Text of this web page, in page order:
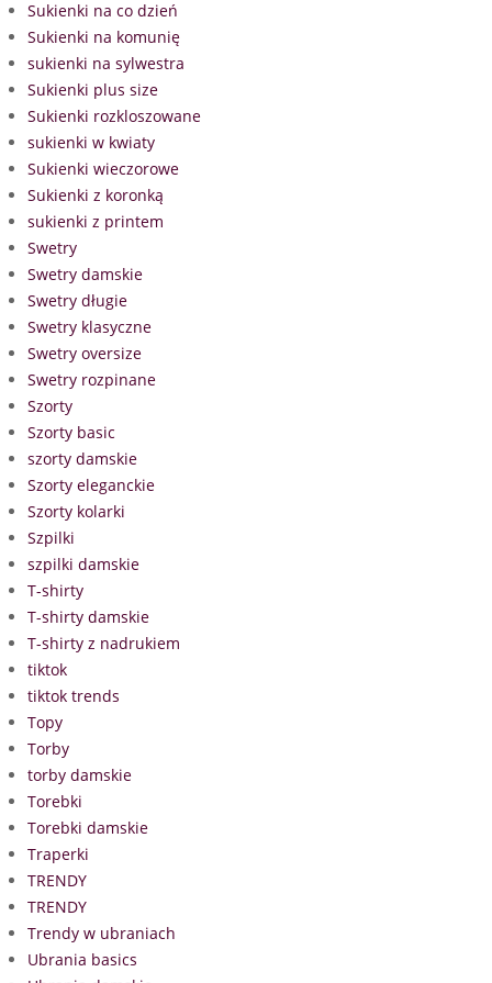
Sukienki na co dzień
Sukienki na komunię
sukienki na sylwestra
Sukienki plus size
Sukienki rozkloszowane
sukienki w kwiaty
Sukienki wieczorowe
Sukienki z koronką
sukienki z printem
Swetry
Swetry damskie
Swetry długie
Swetry klasyczne
Swetry oversize
Swetry rozpinane
Szorty
Szorty basic
szorty damskie
Szorty eleganckie
Szorty kolarki
Szpilki
szpilki damskie
T-shirty
T-shirty damskie
T-shirty z nadrukiem
tiktok
tiktok trends
Topy
Torby
torby damskie
Torebki
Torebki damskie
Traperki
TRENDY
TRENDY
Trendy w ubraniach
Ubrania basics